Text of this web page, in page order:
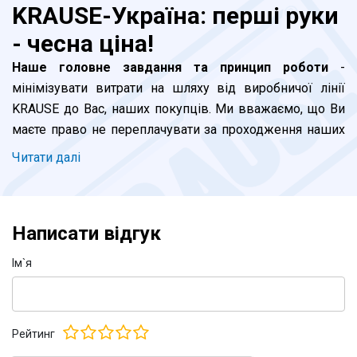
KRAUSE-Україна: перші руки
- чесна ціна!
Наше головне завдання та принцип роботи -
мінімізувати витрати на шляху від виробничої лінії
KRAUSE до Вас, наших покупців. Ми вважаємо, що Ви
маєте право не переплачувати за проходження наших
драбин та стремянок через довгий ланцюг
зробив замовлення сьогодні до 16:00, може отримати
Запоріжжі або Полтаві вже на наступний день. Так, це
правило, буде зроблена через день. Логістика
здійснюється будь-яким зручним для Вас
Читати далi
Написати відгук
Iм`я
Рейтинг